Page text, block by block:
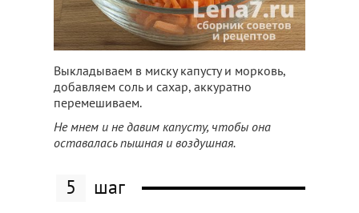
Выкладываем в миску капусту и морковь,
добавляем соль и сахар, аккуратно
перемешиваем.
Не мнем и не давим капусту, чтобы она
оставалась пышная и воздушная.
5 шаг